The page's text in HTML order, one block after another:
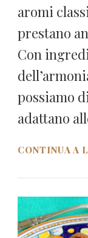
aromi
prestano
Con
possiamo
adattano
CONTINUA A